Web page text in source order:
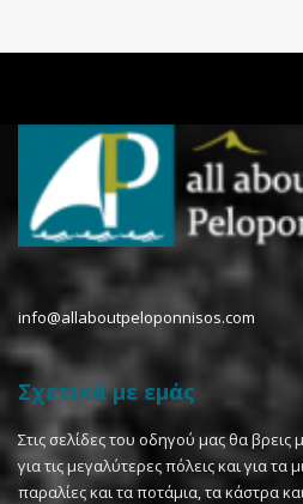
info@allaboutpeloponnisos.com
Σχετικά με εμάς
Στις σελίδες του οδηγού μας θα βρεις
για τις μεγαλύτερες πόλεις και για τα
παραλίες και τα ποτάμια, τα κάστρα